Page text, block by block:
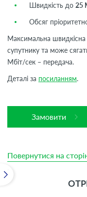
Швидкість до 25
Обсяг
Максимальна швидкісна
супутнику та може
Мбіт/сек – передача.
Деталі за посиланням.
Замовити
Повернутися на